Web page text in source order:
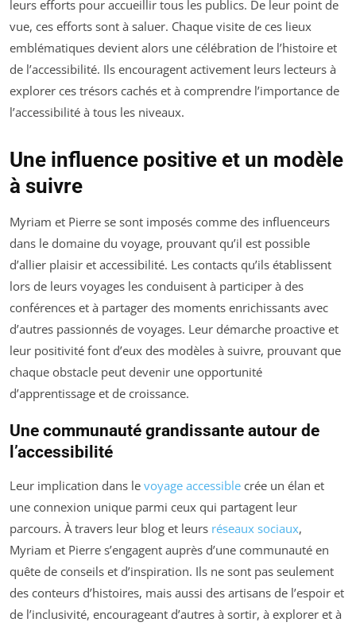
leurs efforts pour accueillir tous les publics. De leur point de
vue, ces efforts sont à saluer. Chaque visite de ces lieux
emblématiques devient alors une célébration de l’histoire et
de l’accessibilité. Ils encouragent activement leurs lecteurs à
explorer ces trésors cachés et à comprendre l’importance de
l’accessibilité à tous les niveaux.
Une influence positive et un modèle
à suivre
Myriam et Pierre se sont imposés comme des influenceurs
dans le domaine du voyage, prouvant qu’il est possible
d’allier plaisir et accessibilité. Les contacts qu’ils établissent
lors de leurs voyages les conduisent à participer à des
conférences et à partager des moments enrichissants avec
d’autres passionnés de voyages. Leur démarche proactive et
leur positivité font d’eux des modèles à suivre, prouvant que
chaque obstacle peut devenir une opportunité
d’apprentissage et de croissance.
Une communauté grandissante autour de
l’accessibilité
Leur implication dans le voyage accessible crée un élan et
une connexion unique parmi ceux qui partagent leur
parcours. À travers leur blog et leurs réseaux sociaux,
Myriam et Pierre s’engagent auprès d’une communauté en
quête de conseils et d’inspiration. Ils ne sont pas seulement
des conteurs d’histoires, mais aussi des artisans de l’espoir et
de l’inclusivité, encourageant d’autres à sortir, à explorer et à